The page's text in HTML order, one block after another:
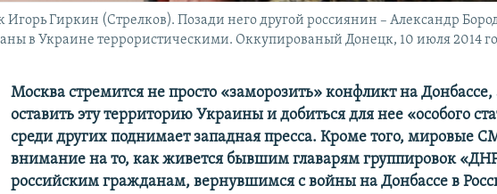
Игорь Гиркин (Стрелков). Позади него другой россиянин – Александр
в Украине террористическими. Оккупированый Донецк, 10 июля 2014
Москва стремится не просто «заморозить» конфликт на Донбассе,
оставить эту территорию Украины и добиться для нее «особого
среди других поднимает западная пресса. Кроме того, мировые
внимание на то, как живется бывшим главарям группировок
российским гражданам, вернувшимся с войны на Донбассе в